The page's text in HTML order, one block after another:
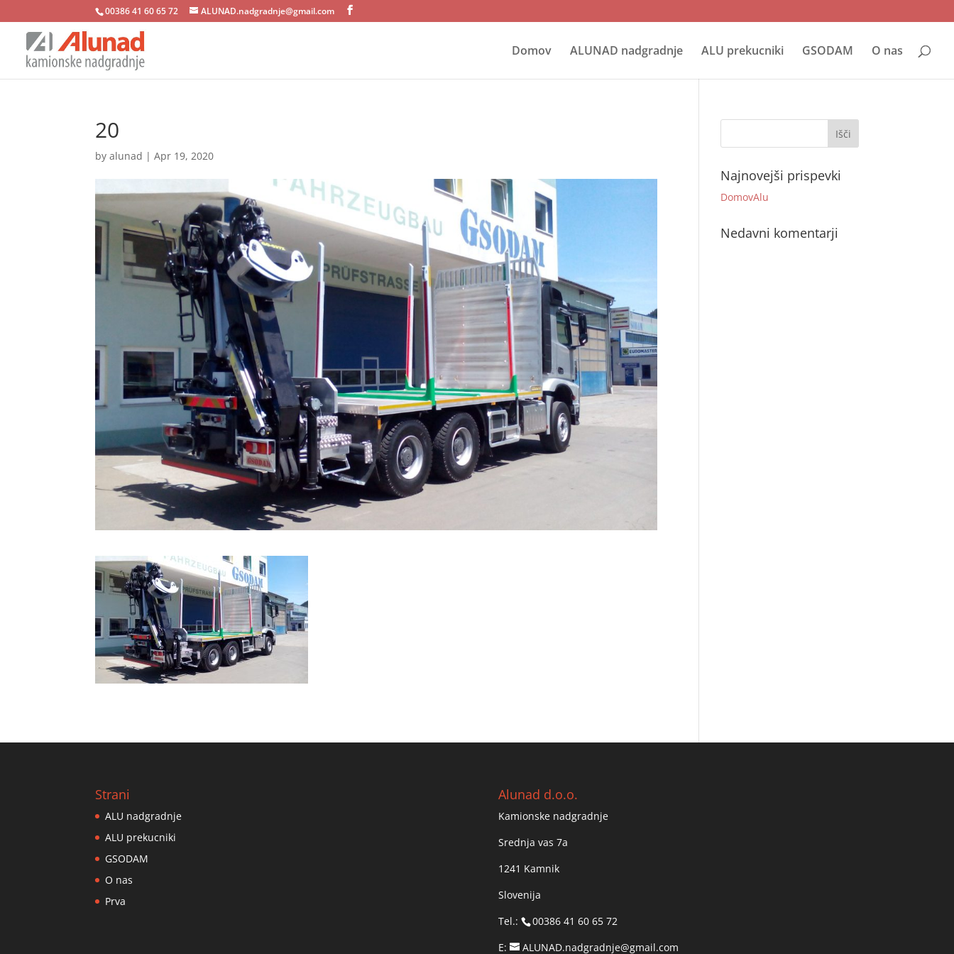
00386 41 60 65 72 ALUNAD.nadgradnje@gmail.com
Domov ALUNAD nadgradnje ALU prekucniki GSODAM O nas
20
byalunad |Apr 19, 2020
Najnovejši prispevki
DomovAlu
Nedavni komentarji
Strani
ALU nadgradnje
ALU prekucniki
GSODAM
O nas
Prva
Alunad d.o.o.
Kamionske nadgradnje
Srednja vas 7a
1241 Kamnik
Slovenija
Tel.:
00386 41 60 65 72
E:
ALUNAD.nadgradnje@gmail.com